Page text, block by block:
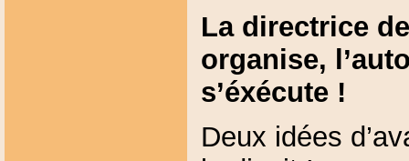
La directrice
organise,
s’éxécute !
Deux idées